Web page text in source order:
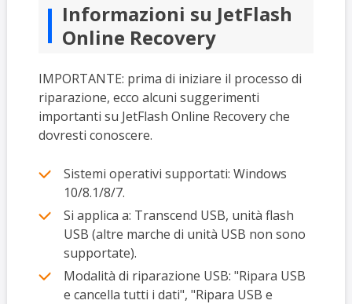
Informazioni su JetFlash
Online Recovery
IMPORTANTE: prima di iniziare il processo di
riparazione, ecco alcuni suggerimenti
importanti su JetFlash Online Recovery che
dovresti conoscere.
Sistemi operativi supportati: Windows
10/8.1/8/7.
Si applica a: Transcend USB, unità flash
USB (altre marche di unità USB non sono
supportate).
Modalità di riparazione USB: "Ripara USB
e cancella tutti i dati", "Ripara USB e